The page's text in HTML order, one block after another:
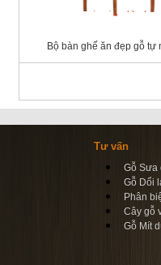
Bộ bàn ghế ăn đẹp gỗ tự
Tư vấn
Gỗ Sưa
Gỗ Dổi
Phân
Cây gỗ
Gỗ Mít